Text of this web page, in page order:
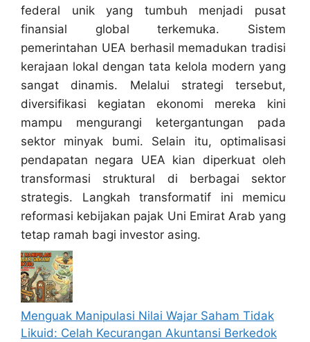
federal unik yang tumbuh menjadi pusat
finansial global terkemuka. Sistem
pemerintahan UEA berhasil memadukan tradisi
kerajaan lokal dengan tata kelola modern yang
sangat dinamis. Melalui strategi tersebut,
diversifikasi kegiatan ekonomi mereka kini
mampu mengurangi ketergantungan pada
sektor minyak bumi. Selain itu, optimalisasi
pendapatan negara UEA kian diperkuat oleh
transformasi struktural di berbagai sektor
strategis. Langkah transformatif ini memicu
reformasi kebijakan pajak Uni Emirat Arab yang
tetap ramah bagi investor asing.
Menguak Manipulasi Nilai Wajar Saham Tidak
Likuid: Celah Kecurangan Akuntansi Berkedok